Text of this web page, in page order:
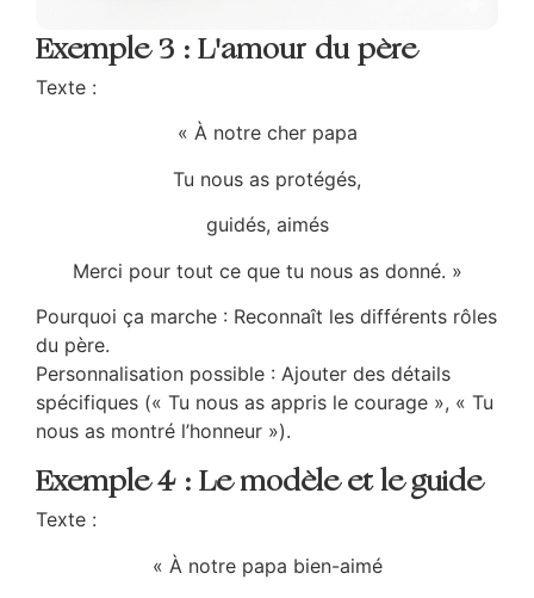
Exemple 3 : L'amour du père
Texte :
« À notre cher papa
Tu nous as protégés,
guidés, aimés
Merci pour tout ce que tu nous as donné. »
Pourquoi ça marche : Reconnaît les différents rôles
du père.
Personnalisation possible : Ajouter des détails
spécifiques (« Tu nous as appris le courage », « Tu
nous as montré l’honneur »).
Exemple 4 : Le modèle et le guide
Texte :
« À notre papa bien-aimé